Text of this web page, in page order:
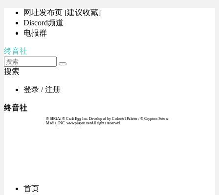
网址发布页 [建议收藏]
Discord频道
电报群
终音社
搜索
登录 / 注册
终音社
© SEGA / © Craft Egg Inc. Developed by Colorful Palette / © Crypton Future
Media, INC. www.piapro.netAll rights reserved.
首页